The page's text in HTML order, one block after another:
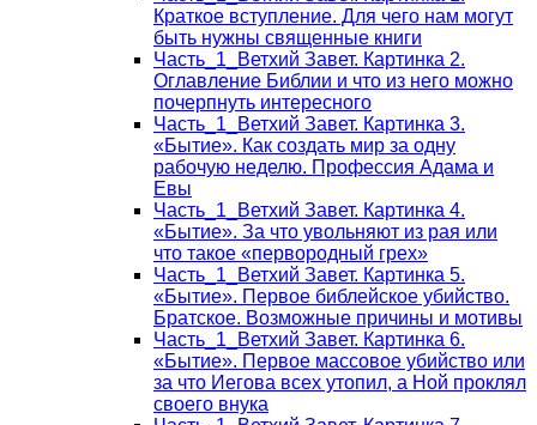
Краткое вступление. Для чего нам могут
быть нужны священные книги
Часть_1_Ветхий Завет. Картинка 2.
Оглавление Библии и что из него можно
почерпнуть интересного
Часть_1_Ветхий Завет. Картинка 3.
«Бытие». Как создать мир за одну
рабочую неделю. Профессия Адама и
Евы
Часть_1_Ветхий Завет. Картинка 4.
«Бытие». За что увольняют из рая или
что такое «первородный грех»
Часть_1_Ветхий Завет. Картинка 5.
«Бытие». Первое библейское убийство.
Братское. Возможные причины и мотивы
Часть_1_Ветхий Завет. Картинка 6.
«Бытие». Первое массовое убийство или
за что Иегова всех утопил, а Ной проклял
своего внука